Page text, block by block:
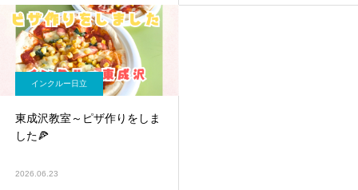
インクルー日立
東成沢教室～ピザ作りをしま
した🍕
2026.06.23